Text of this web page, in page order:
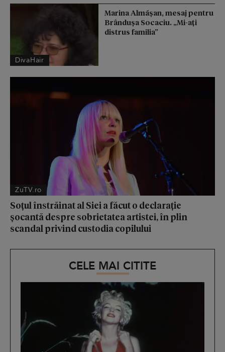
DivaHair
Marina Almășan, mesaj pentru
Brândușa Socaciu. „Mi-ați
distrus familia”
ZuTV.ro
Soțul înstrăinat al Siei a făcut o declarație
șocantă despre sobrietatea artistei, în plin
scandal privind custodia copilului
CELE MAI CITITE